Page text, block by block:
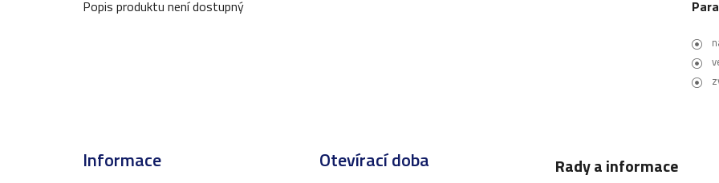
Popis produktu není dostupný
Informace Otevírací doba Rady a informace